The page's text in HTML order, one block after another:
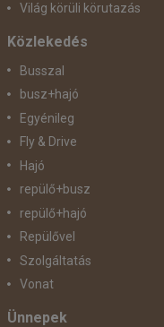
Világ körüli körutazás
Közlekedés
Busszal
busz+hajó
Egyénileg
Fly & Drive
Hajó
repülő+busz
repülő+hajó
Repülővel
Szolgáltatás
Vonat
Ünnepek